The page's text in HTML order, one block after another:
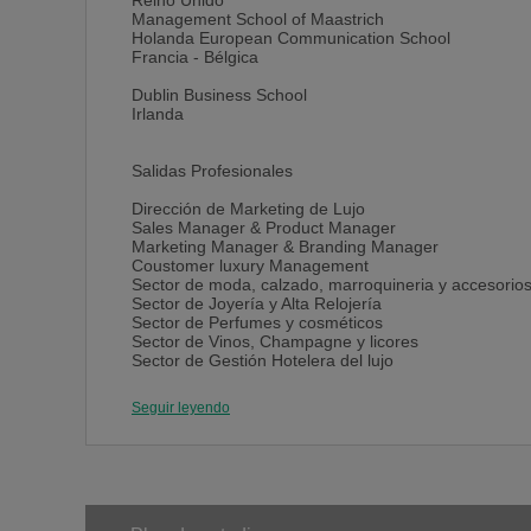
Management School of Maastrich
Holanda European Communication School
Francia - Bélgica
Dublin Business School
Irlanda
Salidas Profesionales
Dirección de Marketing de Lujo
Sales Manager & Product Manager
Marketing Manager & Branding Manager
Coustomer luxury Management
Sector de moda, calzado, marroquineria y accesorios
Sector de Joyería y Alta Relojería
Sector de Perfumes y cosméticos
Sector de Vinos, Champagne y licores
Sector de Gestión Hotelera del lujo
Sector Inmobiliario
Sector de Alta Grastonomía y delicatessen
Seguir leyendo